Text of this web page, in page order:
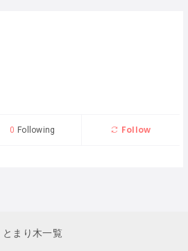
0 Following Follow
とまり木一覧